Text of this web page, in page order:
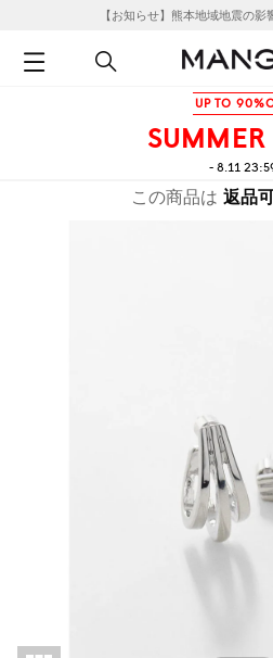
【お知らせ】熊本地域地震の影
UP TO
SUMMER
- 8.11
この商品は 返品